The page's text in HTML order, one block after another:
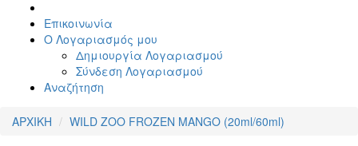
Επικοινωνία
Ο Λογαριασμός μου
Δημιουργία Λογαριασμού
Σύνδεση Λογαριασμού
Αναζήτηση
ΑΡΧΙΚΗ WILD ZOO FROZEN MANGO (20ml/60ml)